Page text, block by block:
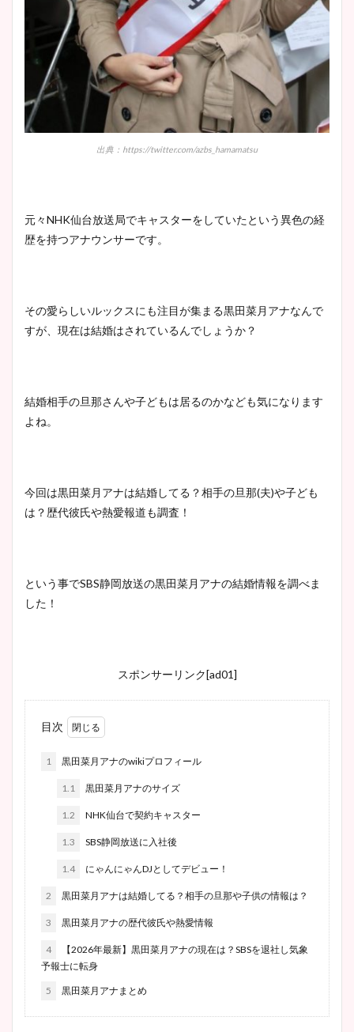
出典：https://twitter.com/azbs_hamamatsu
元々NHK仙台放送局でキャスターをしていたという異色の経
歴を持つアナウンサーです。
その愛らしいルックスにも注目が集まる黒田菜月アナなんで
すが、現在は結婚はされているんでしょうか？
結婚相手の旦那さんや子どもは居るのかなども気になります
よね。
今回は黒田菜月アナは結婚してる？相手の旦那(夫)や子ども
は？歴代彼氏や熱愛報道も調査！
という事でSBS静岡放送の黒田菜月アナの結婚情報を調べま
した！
スポンサーリンク[ad01]
目次
1 黒田菜月アナのwikiプロフィール
1.1 黒田菜月アナのサイズ
1.2 NHK仙台で契約キャスター
1.3 SBS静岡放送に入社後
1.4 にゃんにゃんDJとしてデビュー！
2 黒田菜月アナは結婚してる？相手の旦那や子供の情報は？
3 黒田菜月アナの歴代彼氏や熱愛情報
4
【2026年最新】黒田菜月アナの現在は？SBSを退社し気象
予報士に転身
5 黒田菜月アナまとめ